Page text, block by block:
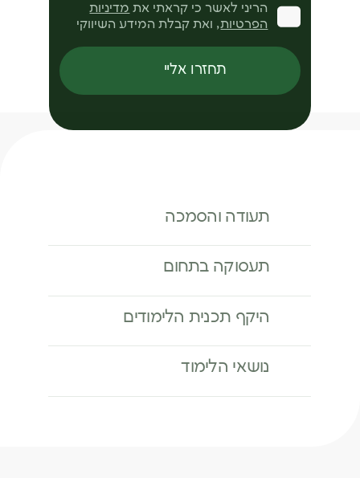
הריני לאשר כי קראתי את מדיניות
הפרטיות, ואת קבלת המידע השיווקי
תחזרו אליי
תעודה והסמכה
תעסוקה בתחום
היקף תכנית הלימודים
נושאי הלימוד